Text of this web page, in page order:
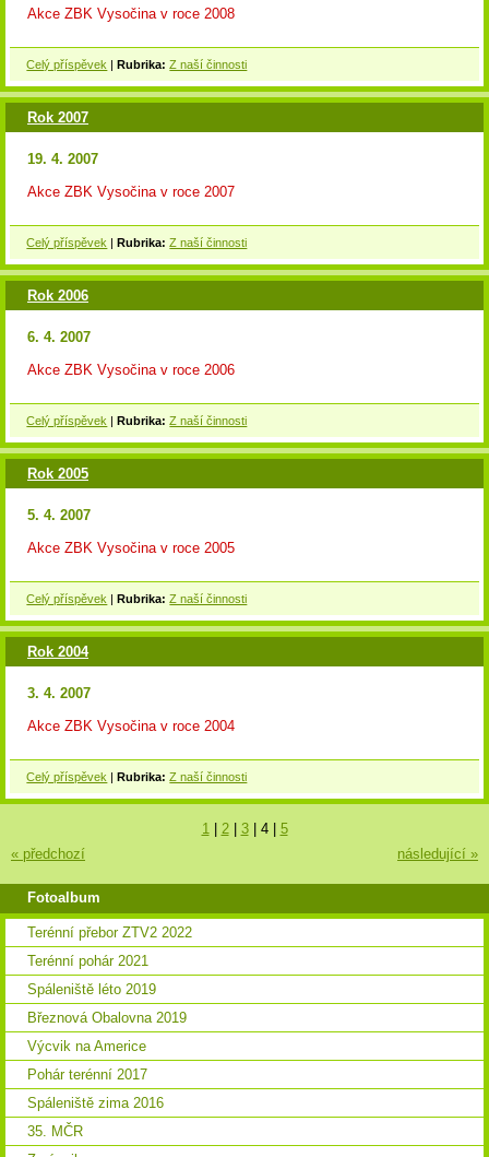
Akce ZBK Vysočina v roce 2008
Celý příspěvek |Rubrika: Z naší činnosti
Rok 2007
19. 4. 2007
Akce ZBK Vysočina v roce 2007
Celý příspěvek |Rubrika: Z naší činnosti
Rok 2006
6. 4. 2007
Akce ZBK Vysočina v roce 2006
Celý příspěvek |Rubrika: Z naší činnosti
Rok 2005
5. 4. 2007
Akce ZBK Vysočina v roce 2005
Celý příspěvek |Rubrika: Z naší činnosti
Rok 2004
3. 4. 2007
Akce ZBK Vysočina v roce 2004
Celý příspěvek |Rubrika: Z naší činnosti
« předchozí
1 2 3 4
5
následující »
Fotoalbum
Terénní přebor ZTV2 2022
Terénní pohár 2021
Spáleniště léto 2019
Březnová Obalovna 2019
Výcvik na Americe
Pohár terénní 2017
Spáleniště zima 2016
35. MČR